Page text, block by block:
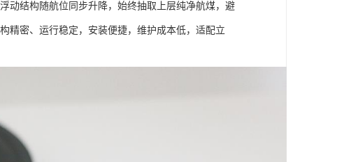
动结构随航位同步升降，始终抽取上层纯净航煤，避
精密、运行稳定，安装便捷，维护成本低，适配立